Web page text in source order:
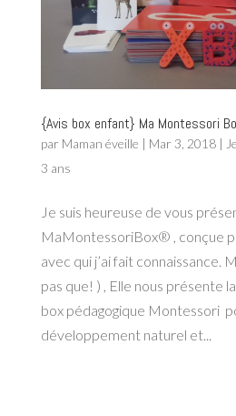
{Avis box enfant} Ma Montessori
par Maman éveille | Mar 3, 2018|
3 ans
Je suis heureuse de vous
MaMontessoriBox® , conçue
avec qui j’ai fait connaissance.
pas que! ) , Elle nous présente
box pédagogique Montessori
développement naturel et...